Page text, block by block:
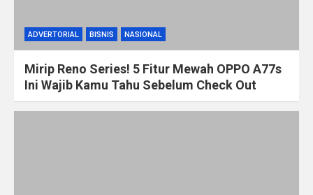
ADVERTORIAL BISNIS NASIONAL
Mirip Reno Series! 5 Fitur Mewah OPPO A77s
Ini Wajib Kamu Tahu Sebelum Check Out